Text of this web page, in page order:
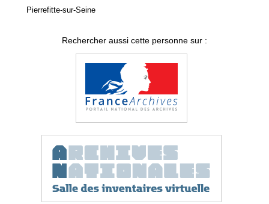
Pierrefitte-sur-Seine
Rechercher aussi cette personne sur :